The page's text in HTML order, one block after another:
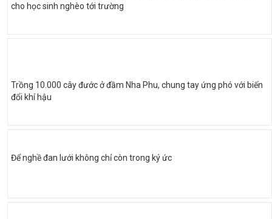
cho học sinh nghèo tới trường
Trồng 10.000 cây đước ở đầm Nha Phu, chung tay ứng phó với biến
đổi khí hậu
Để nghề đan lưới không chỉ còn trong ký ức